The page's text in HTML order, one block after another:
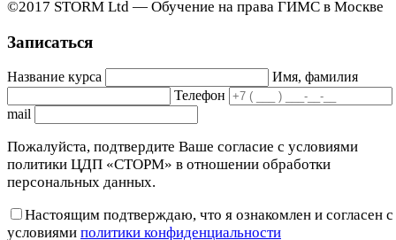
©2017 STORM Ltd — Обучение на права ГИМС в Москве
Записаться
Название курса
Имя, фамилия
Телефон
mail
Пожалуйста, подтвердите Ваше согласие с условиями
политики ЦДП «СТОРМ» в отношении обработки
персональных данных.
Настоящим подтверждаю, что я ознакомлен и согласен с
условиями политики конфиденциальности